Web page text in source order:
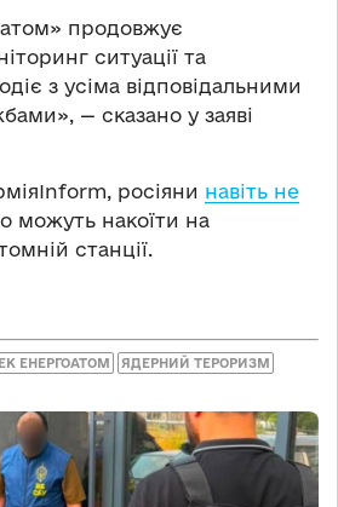
продовжує
ситуації та
з усіма відповідальними
— сказано у заяві
росіяни навіть не
можуть накоїти на
станції.
ЕНЕРГОАТОМ ЯДЕРНИЙ ТЕРОРИЗМ